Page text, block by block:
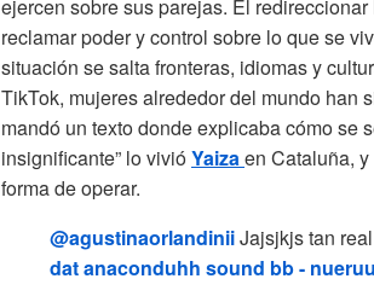
ejercen sobre sus parejas. El
reclamar poder y control sobre lo que se
situación se salta fronteras, idiomas y
TikTok, mujeres alrededor del mundo han
mandó un texto donde explicaba cómo se
insignificante” lo vivióYaizaen Cataluña,
forma de operar.
@agustinaorlandiniiJajsjkjs tan
dat anaconduhh sound bb -